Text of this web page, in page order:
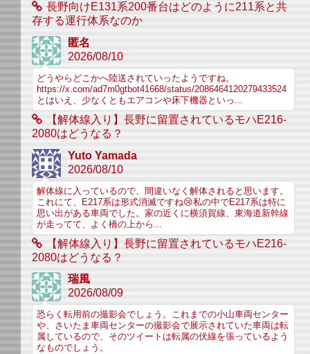
長野向けE131系200番台はどのように211系と共
存する運行体系なのか
匿名
2026/08/10
どうやらどこかへ陸送されていったようですね。
https://x.com/ad7m0gtbot41668/status/2086464120279433524
とはいえ、少なくともエアコンや床下機器といっ...
【解体線入り】長野に留置されているモハE216-
2080はどうなる？
Yuto Yamada
2026/08/10
解体線に入っているので、間違いなく解体されると思います。
これにて、E217系は形式消滅ですね😢私の中でE217系は特に
思い出がある車両でした。家の近くに横須賀線、東海道新幹線
が走ってて、よく橋の上から...
【解体線入り】長野に留置されているモハE216-
2080はどうなる？
瑞風
2026/08/09
恐らく転用前の撮影会でしょう。これまでの小山車両センター
や、さいたま車両センターの撮影会で展示されていた車両は転
属しているので、そのツイートは転属の伏線を張っているよう
なものでしょう。